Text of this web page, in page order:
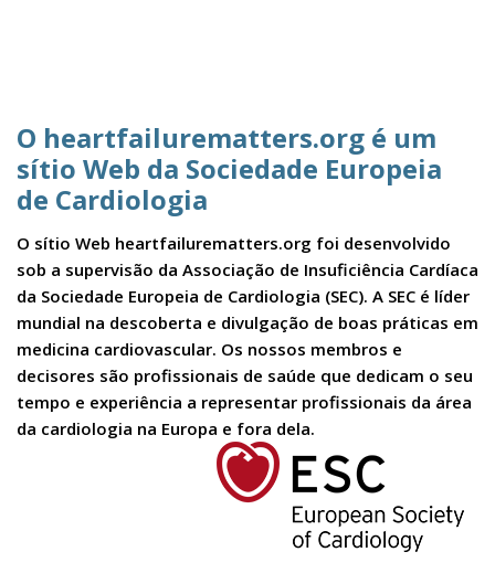
O heartfailurematters.org é um
sítio Web da Sociedade Europeia
de Cardiologia
O sítio Web heartfailurematters.org foi desenvolvido
sob a supervisão da Associação de Insuficiência Cardíaca
da Sociedade Europeia de Cardiologia (SEC). A SEC é líder
mundial na descoberta e divulgação de boas práticas em
medicina cardiovascular. Os nossos membros e
decisores são profissionais de saúde que dedicam o seu
tempo e experiência a representar profissionais da área
da cardiologia na Europa e fora dela.